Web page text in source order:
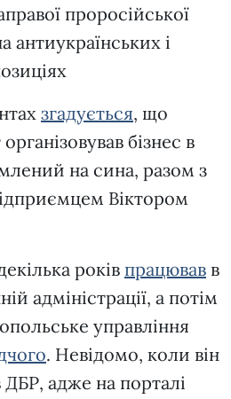
проросійської
антиукраїнських і
згадується, що
бізнес в
на сина, разом з
Віктором
років працював в
адміністрації, а потім
управління
. Невідомо, коли він
адже на порталі